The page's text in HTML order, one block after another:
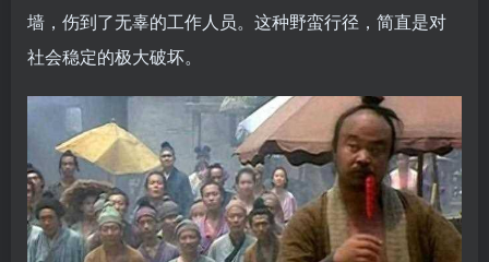
墙，伤到了无辜的工作人员。这种野蛮行径，简直是对
社会稳定的极大破坏。